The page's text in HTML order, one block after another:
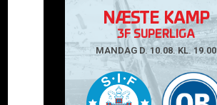
NÆSTE KAMP
3F SUPERLIGA
MANDAG D. 10.08. KL. 19.00